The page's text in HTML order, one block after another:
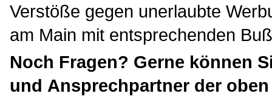
Verstöße gegen unerlaubte
am Main mit entsprechenden
Noch Fragen? Gerne können
und Ansprechpartner der